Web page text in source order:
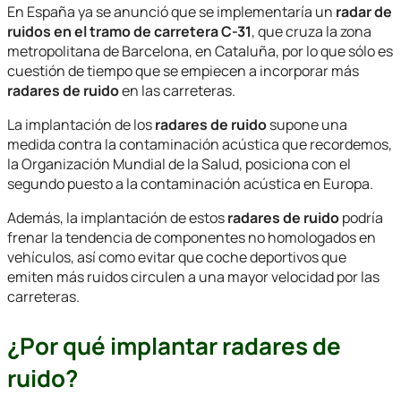
En España ya se anunció que se implementaría un radar de
ruidos en el tramo de carretera C-31, que cruza la zona
metropolitana de Barcelona, en Cataluña, por lo que sólo es
cuestión de tiempo que se empiecen a incorporar más
radares de ruidoen las carreteras.
La implantación de losradares de ruidosupone una
medida contra la contaminación acústica que recordemos,
la Organización Mundial de la Salud, posiciona con el
segundo puesto a la contaminación acústica en Europa.
Además, la implantación de estosradares de ruidopodría
frenar la tendencia de componentes no homologados en
vehículos, así como evitar que coche deportivos que
emiten más ruidos circulen a una mayor velocidad por las
carreteras.
¿Por qué implantar radares de
ruido?